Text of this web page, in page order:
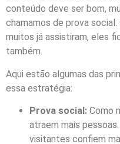
conteúdo deve ser bom,
chamamos de prova
muitos já assistiram, eles
também.
Aqui estão algumas das
essa estratégia:
Prova social: Como
atraem mais
visitantes confiem